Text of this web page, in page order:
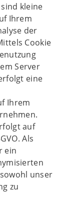
kleine
Ihrem
der
Cookie
Server
eine
Ihrem
auf
Als
ein
unser
zu